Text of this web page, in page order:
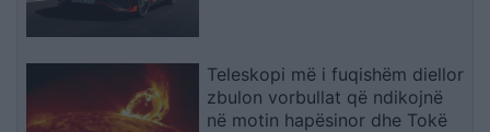
Teleskopi më i fuqishëm diellor
zbulon vorbullat që ndikojnë
në motin hapësinor dhe Tokë